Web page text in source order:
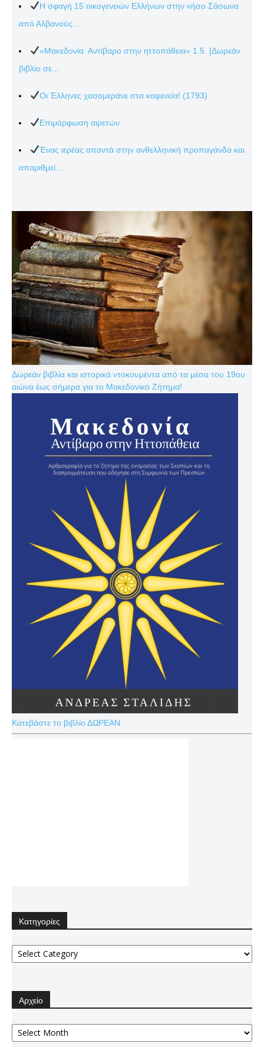
Η σφαγή 15 οικογενειών Ελλήνων στην νήσο Σάσωνα
από Αλβανούς...
«Μακεδονία. Αντίβαρο στην ηττοπάθεια» 1.5. [Δωρεάν
βιβλίο σε...
Οι Έλληνες χασομεράνε στα καφενεία! (1793)
Επιμόρφωση αιρετών
Ένας ιερέας απαντά στην ανθελληνική προπαγάνδα και
απαριθμεί...
Δωρεάν βιβλία και ιστορικά ντοκουμέντα από τα μέσα του 19ου
αιώνα έως σήμερα για το Μακεδονικό Ζήτημα!
Κατεβάστε το βιβλίο ΔΩΡΕΑΝ
Κατηγορίες
Κατηγορίες
Αρχείο
Αρχείο